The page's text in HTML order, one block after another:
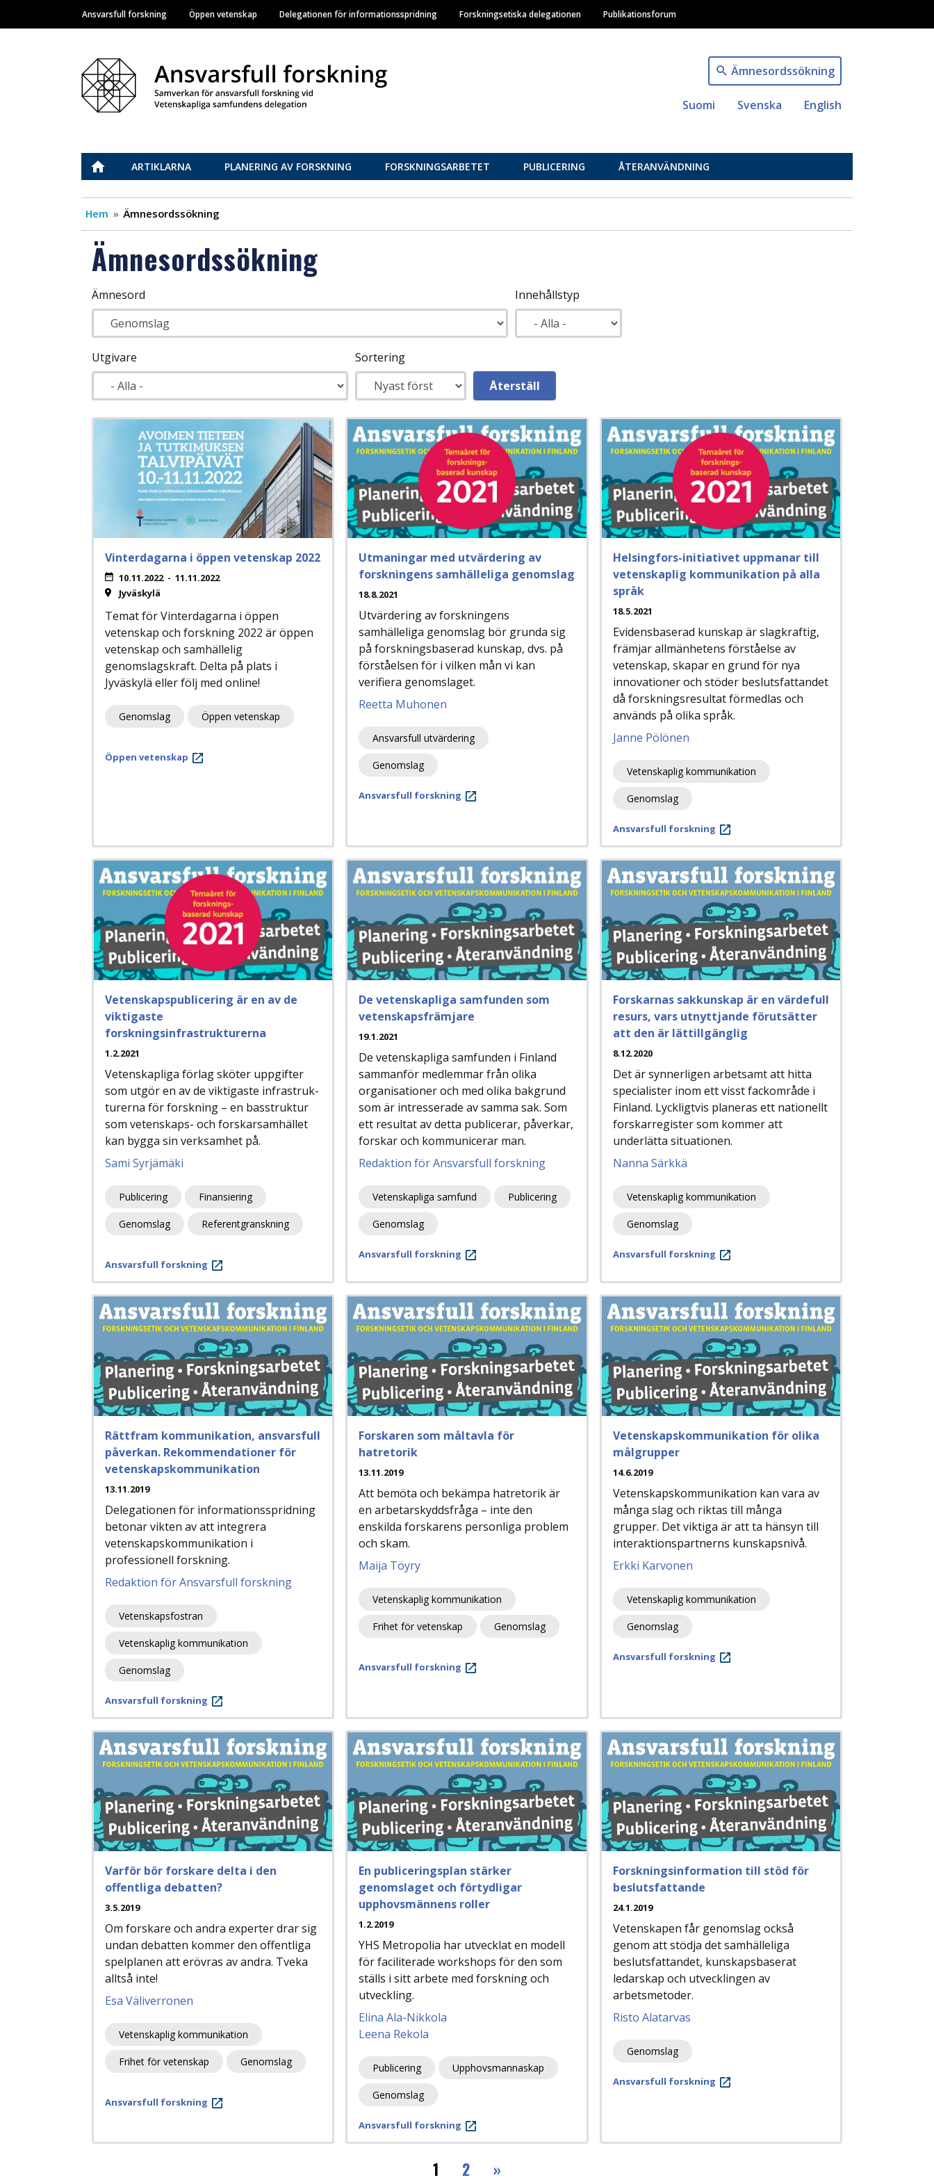
Hoppa
till
Main navigation
Ansvarsfull forskning Öppen vetenskap Delegationen för informationsspridning Forskningsetiska delegationen Publikationsforum
Ämnesordssökning
Suomi Svenska English
Vastuullinen tiede
ETUSIVUARTIKLARNA PLANERING AV FORSKNING FORSKNINGSARBETET PUBLICERING ÅTERANVÄNDNING
Hem Ämnesordssökning
Ämnesordssökning
Ämnesord Innehållstyp
Utgivare Sortering
Vinterdagarna i öppen vetenskap 2022
10.11.2022- 11.11.2022
Jyväskylä
Temat för Vinterdagarna i öppen
vetenskap och forskning 2022 är öppen
vetenskap och samhällelig
genomslagskraft. Delta på plats i
Jyväskylä eller följ med online!
Genomslag Öppen vetenskap
Öppen vetenskap
Utmaningar med utvärdering av
forskningens samhälleliga genomslag
18.8.2021
Utvärdering av forskningens
samhälleliga genomslag bör grunda sig
på forskningsbaserad kunskap, dvs. på
förståelsen för i vilken mån vi kan
verifiera genomslaget.
Reetta Muhonen
Ansvarsfull utvärdering
Genomslag
Ansvarsfull forskning
Helsingfors-initiativet uppmanar till
vetenskaplig kommunikation på alla
språk
18.5.2021
Evidensbaserad kunskap är slagkraftig,
främjar allmänhetens förståelse av
vetenskap, skapar en grund för nya
innovationer och stöder beslutsfattandet
då forskningsresultat förmedlas och
används på olika språk.
Janne Pölönen
Vetenskaplig kommunikation
Genomslag
Ansvarsfull forskning
Vetenskapspublicering är en av de
viktigaste
forskningsinfrastrukturerna
1.2.2021
Vetenskapliga förlag sköter uppgifter
som utgör en av de viktigaste infra­struk­
turerna för forskning – en basstruktur
som vetenskaps- och forskarsamhället
kan bygga sin verksamhet på.
Sami Syrjämäki
Publicering Finansiering
Genomslag Referentgranskning
Ansvarsfull forskning
De vetenskapliga samfunden som
vetenskapsfrämjare
19.1.2021
De vetenskapliga samfunden i Finland
sammanför medlemmar från olika
organisationer och med olika bakgrund
som är intresserade av samma sak. Som
ett resultat av detta publicerar, påverkar,
forskar och kommunicerar man.
Redaktion för Ansvarsfull forskning
Vetenskapliga samfund Publicering
Genomslag
Ansvarsfull forskning
Forskarnas sakkunskap är en värdefull
resurs, vars utnyttjande förutsätter
att den är lättillgänglig
8.12.2020
Det är synnerligen arbetsamt att hitta
specialister inom ett visst fackområde i
Finland. Lyckligtvis planeras ett nationellt
forskarregister som kommer att
underlätta situationen.
Nanna Särkkä
Vetenskaplig kommunikation
Genomslag
Ansvarsfull forskning
Rättfram kommunikation, ansvarsfull
påverkan. Rekommendationer för
vetenskapskommunikation
13.11.2019
Delegationen för informationsspridning
betonar vikten av att integrera
vetenskapskommunikation i
professionell forskning.
Redaktion för Ansvarsfull forskning
Vetenskapsfostran
Vetenskaplig kommunikation
Genomslag
Ansvarsfull forskning
Forskaren som måltavla för
hatretorik
13.11.2019
Att bemöta och bekämpa hatretorik är
en arbetarskyddsfråga – inte den
enskilda forskarens personliga problem
och skam.
Maija Töyry
Vetenskaplig kommunikation
Frihet för vetenskap Genomslag
Ansvarsfull forskning
Vetenskapskommunikation för olika
målgrupper
14.6.2019
Vetenskapskommunikation kan vara av
många slag och riktas till många
grupper. Det viktiga är att ta hänsyn till
interaktionspartnerns kunskapsnivå.
Erkki Karvonen
Vetenskaplig kommunikation
Genomslag
Ansvarsfull forskning
Varför bör forskare delta i den
offentliga debatten?
3.5.2019
Om forskare och andra experter drar sig
undan debatten kommer den offentliga
spelplanen att erövras av andra. Tveka
alltså inte!
Esa Väliverronen
Vetenskaplig kommunikation
Frihet för vetenskap Genomslag
Ansvarsfull forskning
En publiceringsplan stärker
genomslaget och förtydligar
upphovsmännens roller
1.2.2019
YHS Metropolia har utvecklat en modell
för faciliterade workshops för den som
ställs i sitt arbete med forskning och
utveckling.
Elina Ala-Nikkola
Leena Rekola
Publicering Upphovsmannaskap
Genomslag
Ansvarsfull forskning
Forskningsinformation till stöd för
beslutsfattande
24.1.2019
Vetenskapen får genomslag också
genom att stödja det samhälleliga
beslutsfattandet, kunskapsbaserat
ledarskap och utvecklingen av
arbetsmetoder.
Risto Alatarvas
Genomslag
Ansvarsfull forskning
1 2 »››